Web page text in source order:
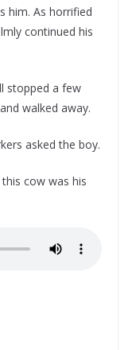
him. As horrified
continued his
stopped a few
walked away.
asked the boy.
cow was his